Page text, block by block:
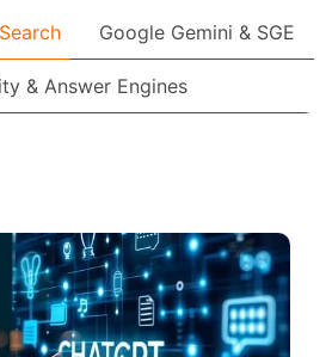
Google Gemini & SGE
& Answer Engines